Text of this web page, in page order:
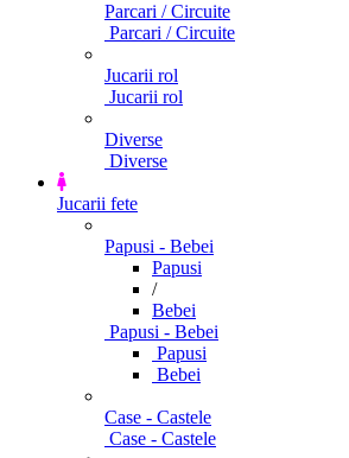
Parcari / Circuite
Parcari / Circuite
Jucarii rol
Jucarii rol
Diverse
Diverse
Jucarii fete
Papusi - Bebei
Papusi
/
Bebei
Papusi - Bebei
Papusi
Bebei
Case - Castele
Case - Castele